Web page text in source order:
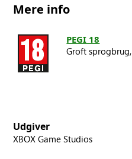
Mere info
PEGI 18
Groft sprogbrug,
Udgiver
XBOX Game Studios